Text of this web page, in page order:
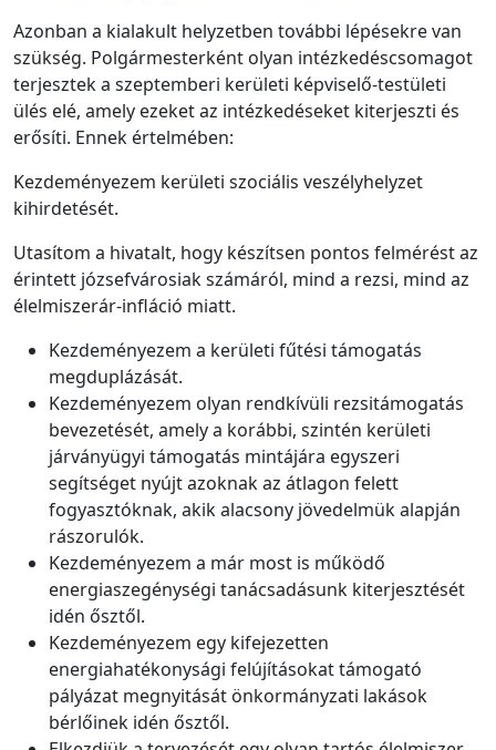
Azonban a kialakult helyzetben további lépésekre van
szükség. Polgármesterként olyan intézkedéscsomagot
terjesztek a szeptemberi kerületi képviselő-testületi
ülés elé, amely ezeket az intézkedéseket kiterjeszti és
erősíti. Ennek értelmében:
Kezdeményezem kerületi szociális veszélyhelyzet
kihirdetését.
Utasítom a hivatalt, hogy készítsen pontos felmérést az
érintett józsefvárosiak számáról, mind a rezsi, mind az
élelmiszerár-infláció miatt.
Kezdeményezem a kerületi fűtési támogatás
megduplázását.
Kezdeményezem olyan rendkívüli rezsitámogatás
bevezetését, amely a korábbi, szintén kerületi
járványügyi támogatás mintájára egyszeri
segítséget nyújt azoknak az átlagon felett
fogyasztóknak, akik alacsony jövedelmük alapján
rászorulók.
Kezdeményezem a már most is működő
energiaszegénységi tanácsadásunk kiterjesztését
idén ősztől.
Kezdeményezem egy kifejezetten
energiahatékonysági felújításokat támogató
pályázat megnyitását önkormányzati lakások
bérlőinek idén ősztől.